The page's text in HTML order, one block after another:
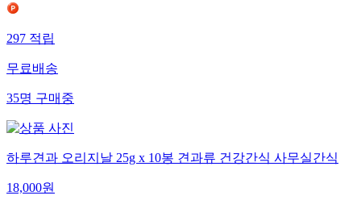
297 적립
무료배송
35명 구매중
하루견과 오리지날 25g x 10봉 견과류 건강간식 사무실간식
18,000원